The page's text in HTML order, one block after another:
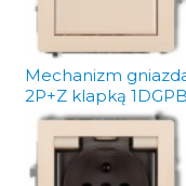
Mechanizm
2P+Z klapką